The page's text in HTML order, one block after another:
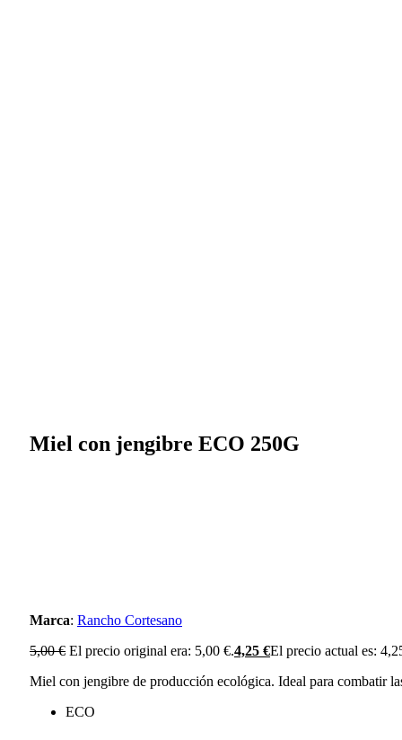
Miel con jengibre ECO 250G
Marca: Rancho Cortesano
5,00€ El precio original era: 5,00 €.4,25 €El precio actual es:
Miel con jengibre de producción ecológica. Ideal para combatir
ECO